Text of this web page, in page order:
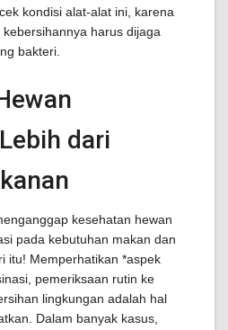
kondisi alat-alat ini, karena
harus dijaga
bakteri.
dari
kesehatan hewan
pada kebutuhan makan dan
itu! Memperhatikan *aspek
pemeriksaan rutin ke
lingkungan adalah hal
Dalam banyak kasus,